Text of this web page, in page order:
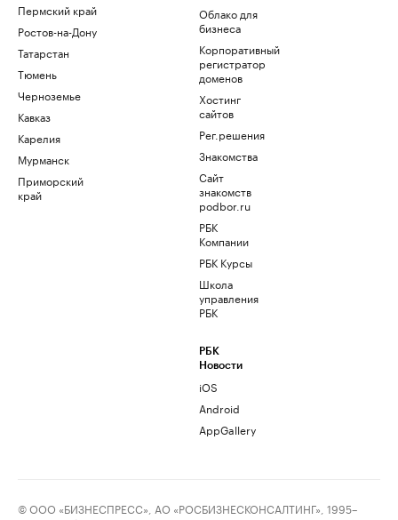
Пермский край
Ростов-на-Дону
Татарстан
Тюмень
Черноземье
Кавказ
Карелия
Мурманск
Приморский
край
Облако для
бизнеса
Корпоративный
регистратор
доменов
Хостинг
сайтов
Рег.решения
Знакомства
Сайт
знакомств
podbor.ru
РБК
Компании
РБК Курсы
Школа
управления
РБК
РБК
Новости
iOS
Android
AppGallery
© ООО «БИЗНЕСПРЕСС», АО «РОСБИЗНЕСКОНСАЛТИНГ», 1995–